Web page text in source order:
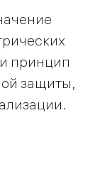
принцип
защиты,